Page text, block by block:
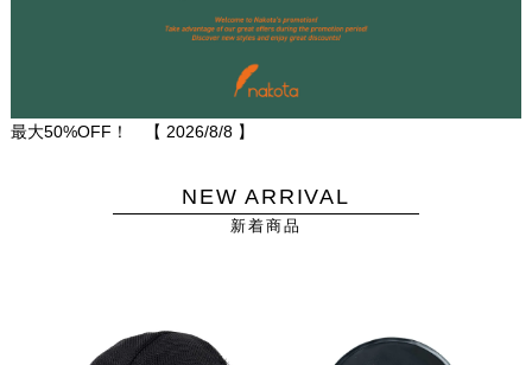
最大50%OFF！ 【 2026/8/8】
NEW ARRIVAL
新着商品